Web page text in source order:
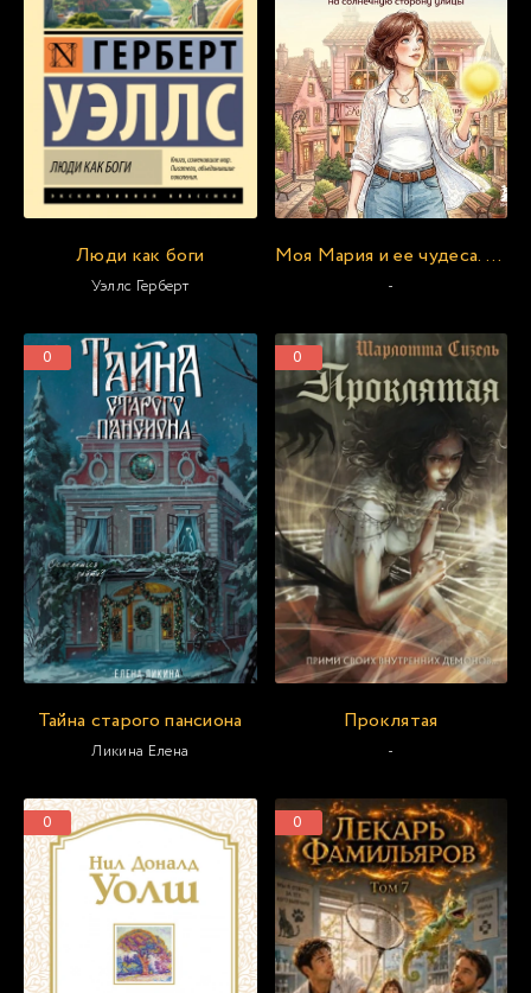
Люди как боги
Уэллс Герберт
Моя Мария и ее чудеса. Терапевтические сказки о том, как вернуться на солнечную сторону улицы
-
0
Тайна старого пансиона
Ликина Елена
0
Проклятая
-
0 0